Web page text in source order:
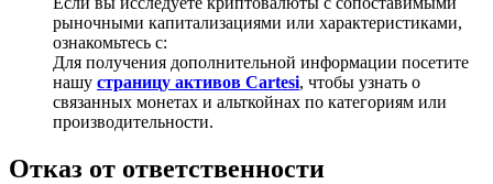
Exclusive for BitMart Users
Register & Trade to Win 500,000 USDT
рыночными капитализациями или характеристиками,
ознакомьтесь с:
Для получения дополнительной информации посетите
нашу страницу активов Cartesi, чтобы узнать о
связанных монетах и альткойнах по категориям или
производительности.
Отказ от ответственности